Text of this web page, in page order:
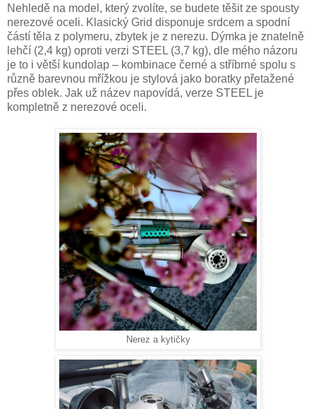
Nehledě na model, který zvolíte, se budete těšit ze spousty
nerezové oceli. Klasický Grid disponuje srdcem a spodní
částí těla z polymeru, zbytek je z nerezu. Dýmka je znatelně
lehčí (2,4 kg) oproti verzi STEEL (3,7 kg), dle mého názoru
je to i větší kundolap – kombinace černé a stříbrné spolu s
různě barevnou mřížkou je stylová jako boratky přetažené
přes oblek. Jak už název napovídá, verze STEEL je
kompletně z nerezové oceli.
Nerez a kytičky